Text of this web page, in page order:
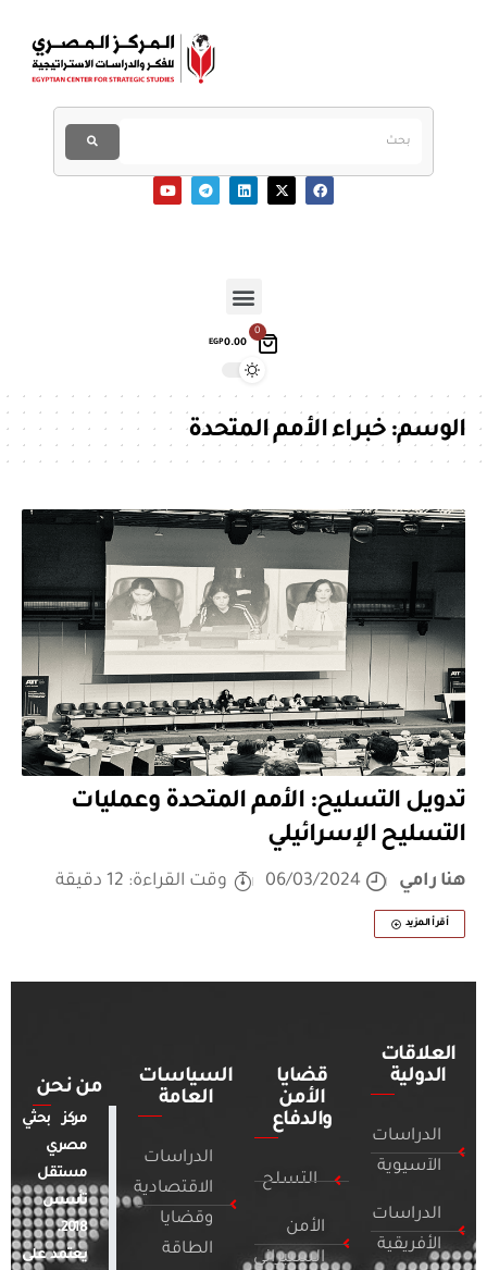
0
EGP0.00
الوسم:خبراء الأمم المتحدة
تدويل التسليح: الأمم المتحدة وعمليات
التسليح الإسرائيلي
هنا رامي 06/03/2024 وقت القراءة: 12 دقيقة
أقرأ المزيد
العلاقات
الدولية
الدراسات
الآسيوية
الدراسات
الأفريقية
قضايا
الأمن
والدفاع
التسلح
الأمن
السيبراني
السياسات
العامة
الدراسات
الاقتصادية
وقضايا
الطاقة
من نحن
مركز بحثي
مصري
مستقل
تأسس
2018.
يعتمد على